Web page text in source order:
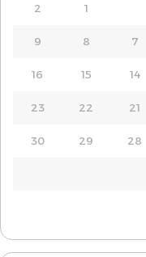
1
2
7
8
9
14
15
16
21
22
23
28
29
30